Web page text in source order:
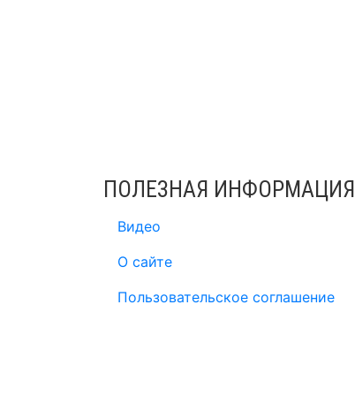
ПОЛЕЗНАЯ ИНФОРМАЦИЯ
Видео
О сайте
Пользовательское соглашение